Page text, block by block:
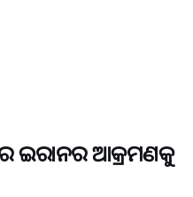
ଇରାନର ଆକ୍ରମଣକୁ